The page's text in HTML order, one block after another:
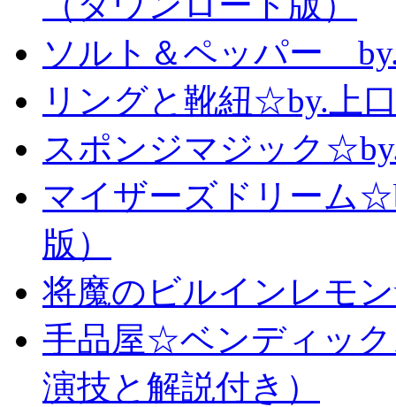
ソルト＆ペッパー
リングと靴紐☆by.上
スポンジマジック
マイザーズドリーム
版）
将魔のビルインレモ
手品屋☆ベンディッ
演技と解説付き）